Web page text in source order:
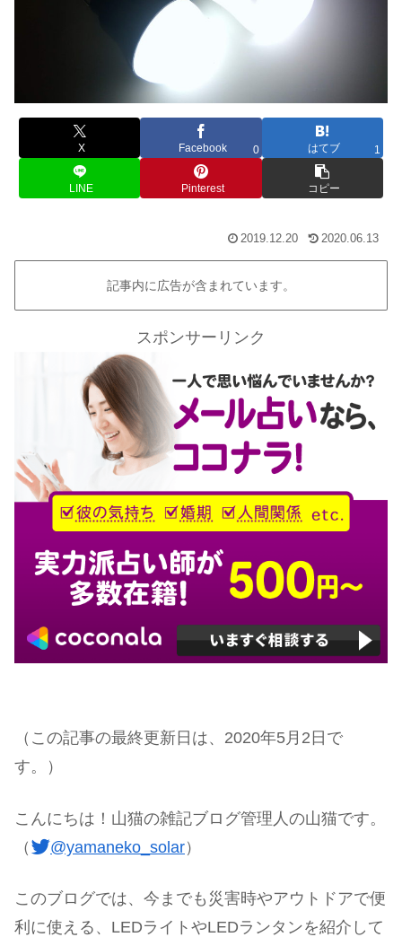
X Facebook 0 はてブ 1
LINE Pinterest コピー
2019.12.20 2020.06.13
記事内に広告が含まれています。
スポンサーリンク
（この記事の最終更新日は、2020年5月2日で
す。）
こんにちは！山猫の雑記ブログ管理人の山猫です。
（
@yamaneko_solar）
このブログでは、今までも災害時やアウトドアで便
利に使える、LEDライトやLEDランタンを紹介して